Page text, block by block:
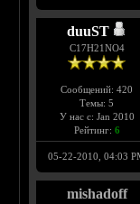
duuST
С17H21NO4
Сообщений: 420
Темы: 5
У нас с: Jan 2010
Рейтинг: 6
05-22-2010, 04:03
mishadoff